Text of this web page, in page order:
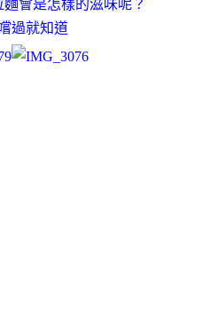
會是怎樣的滋味呢？
過就知道